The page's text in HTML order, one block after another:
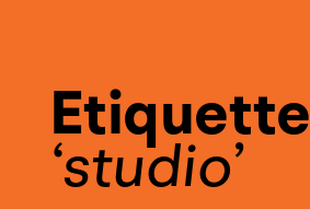
Etiquette
studio